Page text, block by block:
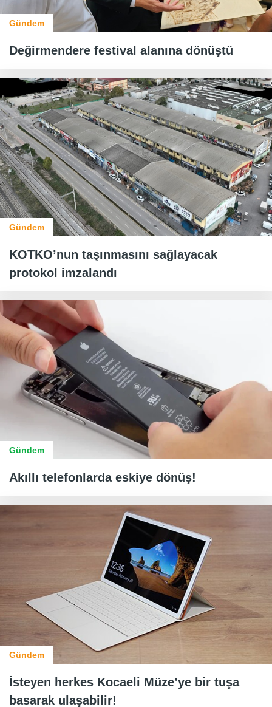
Gündem
Değirmendere festival alanına dönüştü
Gündem
KOTKO’nun taşınmasını sağlayacak
protokol imzalandı
Gündem
Akıllı telefonlarda eskiye dönüş!
Gündem
İsteyen herkes Kocaeli Müze’ye bir tuşa
basarak ulaşabilir!